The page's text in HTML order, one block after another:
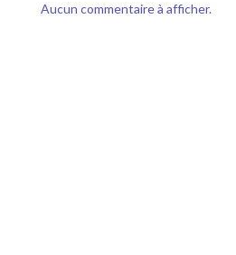
Aucun commentaire à afficher.